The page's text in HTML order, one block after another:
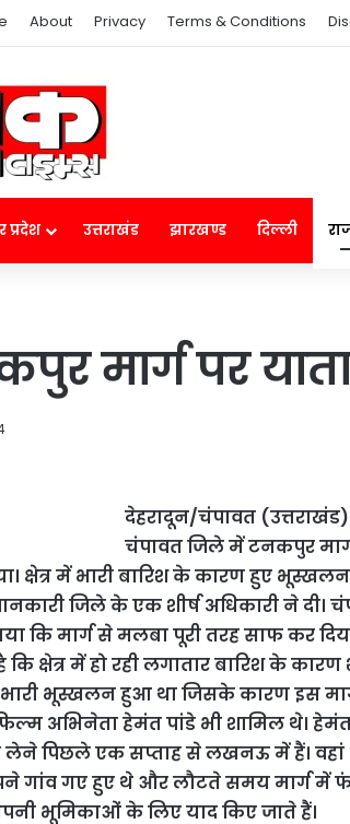
About Privacy Terms & Conditions
प्रदेश उत्तराखंड झारखण्ड दिल्ली
मार्ग पर
देहरादून/चंपावत
चंपावत जिले में टनकपुर
क्षेत्र में भारी बारिश के कारण हुए
जिले के एक शीर्ष अधिकारी ने दी।
कि मार्ग से मलबा पूरी तरह साफ कर
क्षेत्र में हो रही लगातार बारिश के
भूस्खलन हुआ था जिसके कारण इस
अभिनेता हेमंत पांडे भी शामिल थे।
लेने पिछले एक सप्ताह से लखनऊ में हैं।
गांव गए हुए थे और लौटते समय मार्ग में
भूमिकाओं के लिए याद किए जाते हैं।